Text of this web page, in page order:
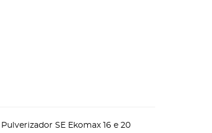
SE Ekomax 16 e 20